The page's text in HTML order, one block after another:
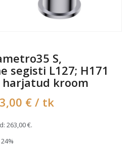
S,
segisti L127; H171
kroom
€.
€Current
is:
/ tk
263,00€.